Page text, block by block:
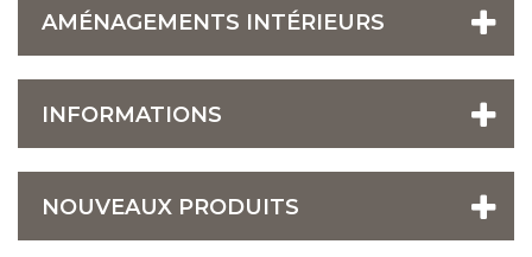
AMÉNAGEMENTS INTÉRIEURS
INFORMATIONS
NOUVEAUX PRODUITS